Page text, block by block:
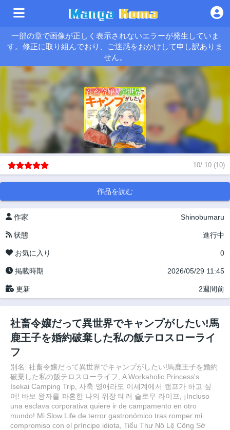
一部の章で画像が正しく表示されないエラーが発生していま
す。修正に取り組んでおり、ご迷惑をおかけして申し訳ありま
せん。
10/ 10 (10)
作品を読む
作家 Shinobumaru
状態 進行中
お気に入り 0
掲載時期 2026/05/29 11:45
更新 2週間前
社畜令嬢だって異世界でキャンプがしたい!馬
鹿王子を婚約破棄した私の飯テロスローライ
フ
別名: 社畜令嬢だって異世界でキャンプがしたい!馬鹿王子を婚約
破棄した私の飯テロスローライフ, A Workaholic Princess's
Isekai Camping Trip, 사축 영애라도 이세계에서 캠프가 하고 싶
어! 바보 왕자를 파혼한 나의 위장 테러 슬로우 라이프, ¡Incluso
una esclava corporativa quiere ir de campamento en otro
mundo! Mi Slow Life de terror gastronómico tras romper mi
compromiso con el príncipe idiota, Tiểu Thư Nô Lệ Công Sở